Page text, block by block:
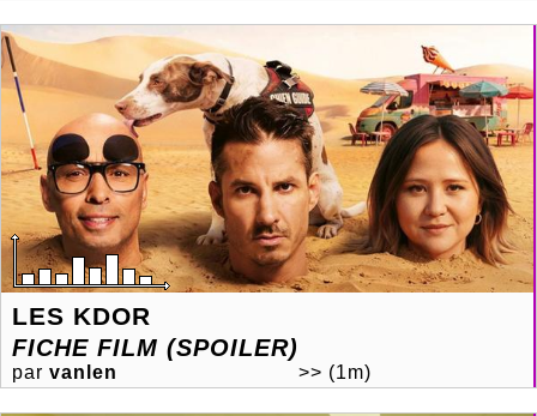
LES KDOR
FICHE FILM (SPOILER)
par vanlen >> (1m)